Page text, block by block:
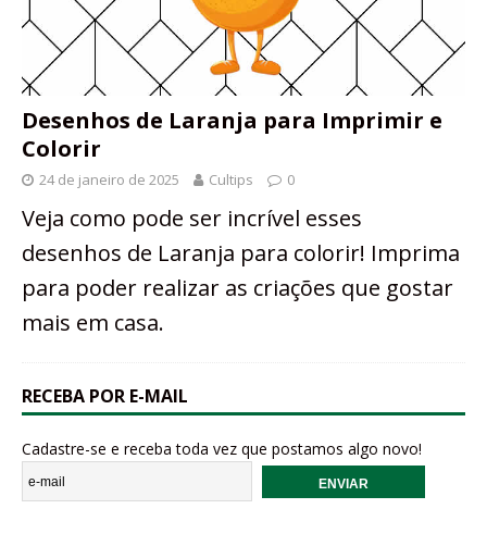
Desenhos de Laranja para Imprimir e
Colorir
24 de janeiro de 2025 Cultips 0
Veja como pode ser incrível esses
desenhos de Laranja para colorir! Imprima
para poder realizar as criações que gostar
mais em casa.
RECEBA POR E-MAIL
Cadastre-se e receba toda vez que postamos algo novo!